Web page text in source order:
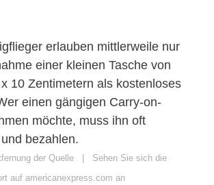
erlauben mittlerweile nur
einer kleinen Tasche von
10 Zentimetern als kostenloses
einen gängigen Carry-on-
möchte, muss ihn oft
bezahlen.
der Quelle
Sehen Sie sich die
auf americanexpress.com an